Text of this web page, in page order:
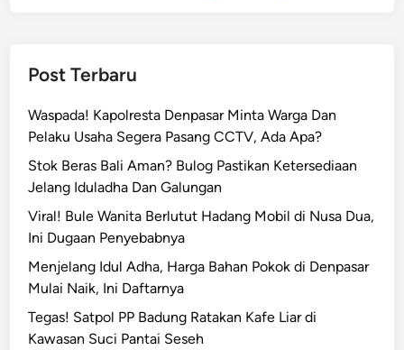
r
T
e
n
g
a
h
,
A
n
c
a
m
Post Terbaru
Waspada! Kapolresta Denpasar Minta Warga Dan
Pelaku Usaha Segera Pasang CCTV, Ada Apa?
Stok Beras Bali Aman? Bulog Pastikan Ketersediaan
Jelang Iduladha Dan Galungan
Viral! Bule Wanita Berlutut Hadang Mobil di Nusa Dua,
Ini Dugaan Penyebabnya
Menjelang Idul Adha, Harga Bahan Pokok di Denpasar
Mulai Naik, Ini Daftarnya
Tegas! Satpol PP Badung Ratakan Kafe Liar di
Kawasan Suci Pantai Seseh